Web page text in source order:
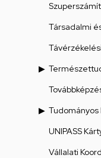
Társadalmi
UNIPASS
Vállalati